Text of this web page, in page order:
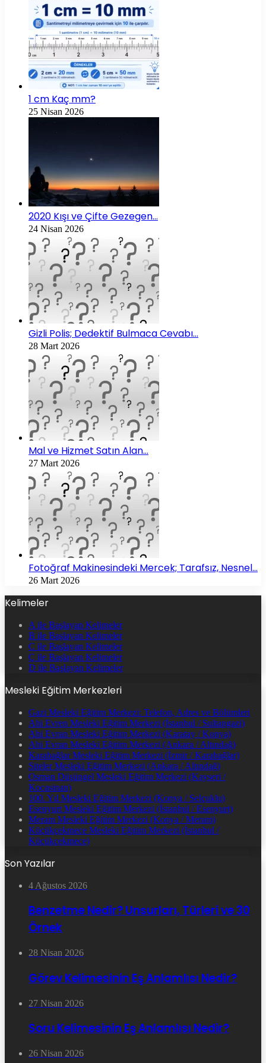
1 cm Kaç mm?
25 Nisan 2026
2020 Kışı ve Çifte Gezegen…
24 Nisan 2026
Gizli Polis; Dedektif Bulmaca Cevabı…
28 Mart 2026
Mal ve Hizmet Satın Alan…
27 Mart 2026
Fotoğraf Makinesindeki Mercek; Tarafsız, Nesnel…
26 Mart 2026
Kelimeler
A ile Başlayan Kelimeler
B ile Başlayan Kelimeler
C ile Başlayan Kelimeler
Ç ile Başlayan Kelimeler
D ile Başlayan Kelimeler
Mesleki Eğitim Merkezleri
Gazi Mesleki Eğitim Merkezi: Telefon, Adres ve Bölümleri
Ahi Evren Mesleki Eğitim Merkezi (İstanbul / Sultangazi)
Ahi Evran Mesleki Eğitim Merkezi (Karatay / Konya)
Ahi Evran Mesleki Eğitim Merkezi (Ankara / Altındağ)
Karabağlar Mesleki Eğitim Merkezi (İzmir / Karabağlar)
Siteler Mesleki Eğitim Merkezi (Ankara / Altındağ)
Osman Düşüngel Mesleki Eğitim Merkezi (Kayseri /
Kocasinan)
100. Yıl Mesleki Eğitim Merkezi (Konya / Selçuklu)
Esenyurt Mesleki Eğitim Merkezi (İstanbul / Esenyurt)
Meram Mesleki Eğitim Merkezi (Konya / Meram)
Küçükçekmece Mesleki Eğitim Merkezi (İstanbul /
Küçükçekmece)
Son Yazılar
4 Ağustos 2026
Benzetme Nedir? Unsurları, Türleri ve 30
Örnek
28 Nisan 2026
Görev Kelimesinin Eş Anlamlısı Nedir?
27 Nisan 2026
Soru Kelimesinin Eş Anlamlısı Nedir?
26 Nisan 2026